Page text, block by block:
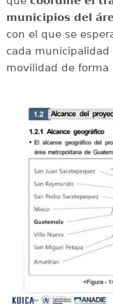
municipios del
con el que se
cada
movilidad de